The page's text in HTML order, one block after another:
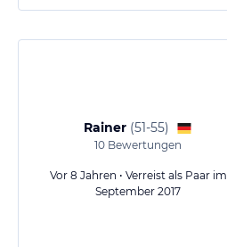
Rainer (51-55)
10 Bewertungen
Vor 8 Jahren • Verreist als Paar im
September 2017